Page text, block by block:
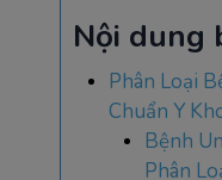
Nội dung
Phân Loại
Chuẩn Y
Bệnh
Phân